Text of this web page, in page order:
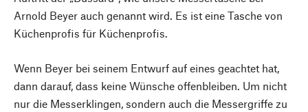
Arnold Beyer auch genannt wird. Es ist eine Tasche von
Küchenprofis für Küchenprofis.
Wenn Beyer bei seinem Entwurf auf eines geachtet hat,
dann darauf, dass keine Wünsche offenbleiben. Um nicht
nur die Messerklingen, sondern auch die Messergriffe zu